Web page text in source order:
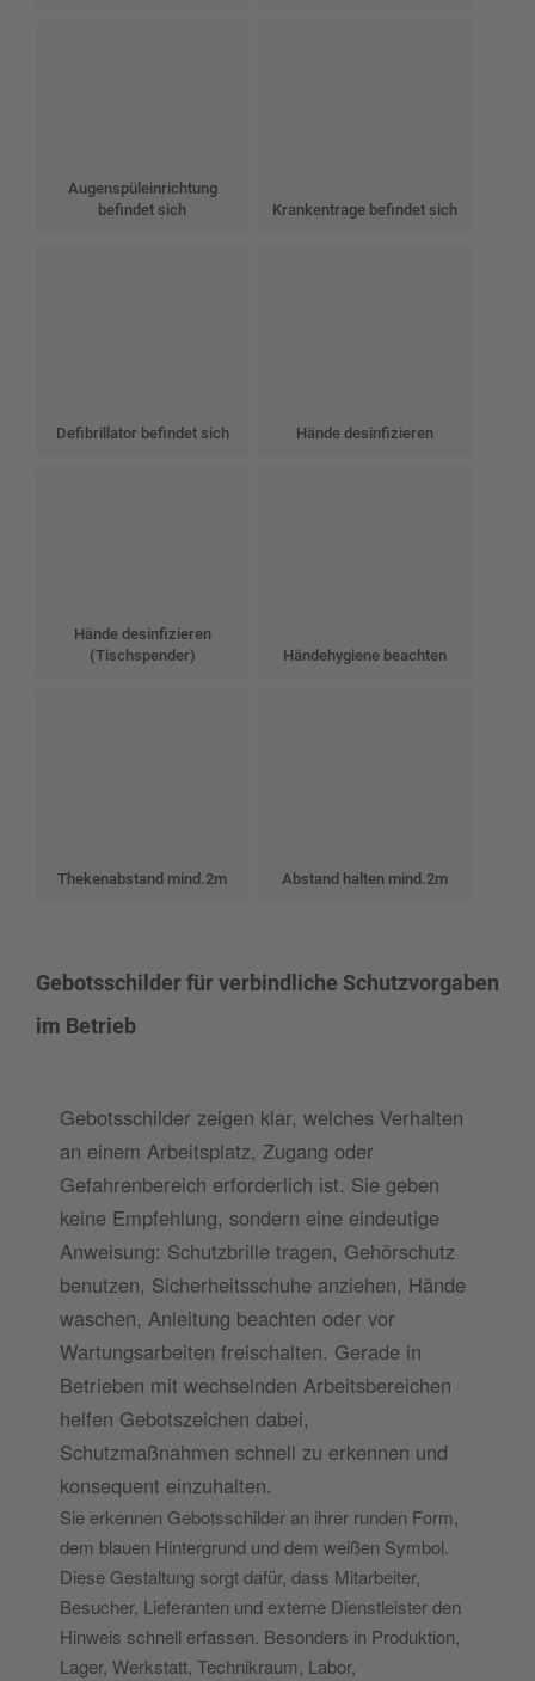
Augenspüleinrichtung
befindet sich
Krankentrage befindet sich
Defibrillator befindet sich Hände desinfizieren
Hände desinfizieren
(Tischspender)
Händehygiene beachten
Thekenabstand mind.2m Abstand halten mind.2m
Gebotsschilder für verbindliche Schutzvorgaben
im Betrieb
Gebotsschilder zeigen klar, welches Verhalten
an einem Arbeitsplatz, Zugang oder
Gefahrenbereich erforderlich ist. Sie geben
keine Empfehlung, sondern eine eindeutige
Anweisung: Schutzbrille tragen, Gehörschutz
benutzen, Sicherheitsschuhe anziehen, Hände
waschen, Anleitung beachten oder vor
Wartungsarbeiten freischalten. Gerade in
Betrieben mit wechselnden Arbeitsbereichen
helfen Gebotszeichen dabei,
Schutzmaßnahmen schnell zu erkennen und
konsequent einzuhalten.
Sie erkennen Gebotsschilder an ihrer runden Form,
dem blauen Hintergrund und dem weißen Symbol.
Diese Gestaltung sorgt dafür, dass Mitarbeiter,
Besucher, Lieferanten und externe Dienstleister den
Hinweis schnell erfassen. Besonders in Produktion,
Lager, Werkstatt, Technikraum, Labor,